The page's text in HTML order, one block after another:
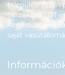
településrészén
összekötő 1121-
Almásfüzitő-
saját